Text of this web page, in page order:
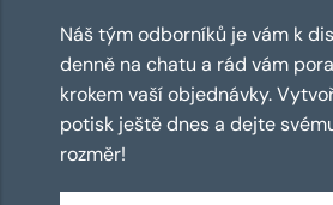
Náš tým odborníků je vám k
denně na chatu a rád vám
krokem vaší objednávky.
potisk ještě dnes a dejte
rozměr!